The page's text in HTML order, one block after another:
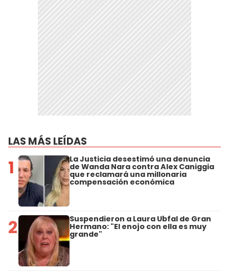
LAS MÁS LEÍDAS
1 La Justicia desestimó una denuncia
de Wanda Nara contra Alex Caniggia
que reclamará una millonaria
compensación económica
2 Suspendieron a Laura Ubfal de Gran
Hermano: "El enojo con ella es muy
grande"